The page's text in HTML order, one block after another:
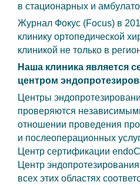
в стационарных и
Журнал Фокус (Focus) в
клинику ортопедической
клиникой не только в
Наша клиника является
центром
Центры
проверяются
отношении проведения
и послеоперационных
Центр сертификации
Центр
всех этих областях